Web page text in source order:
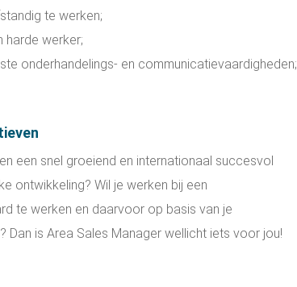
te werken;
harde werker;
onderhandelings- en communicatievaardigheden;
een snel groeiend en internationaal succesvol
ontwikkeling? Wil je werken bij een
te werken en daarvoor op basis van je
is Area Sales Manager wellicht iets voor jou!